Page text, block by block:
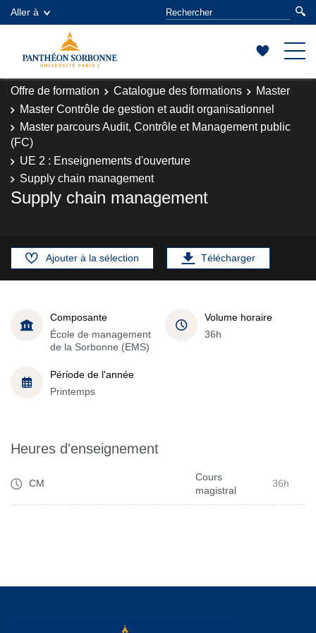
Aller à
Offre de formation Catalogue des formations
Master
Master Contrôle de gestion et audit organisationnel
Master parcours Audit, Contrôle et Management public
(FC)
UE 2 : Enseignements d'ouverture
Supply chain management
Supply chain management
Ajouter à la sélection Télécharger
Composante
École de management
de la Sorbonne (EMS)
Volume horaire
36h
Période de l'année
Printemps
Heures d'enseignement
CM
Cours
magistral
36h